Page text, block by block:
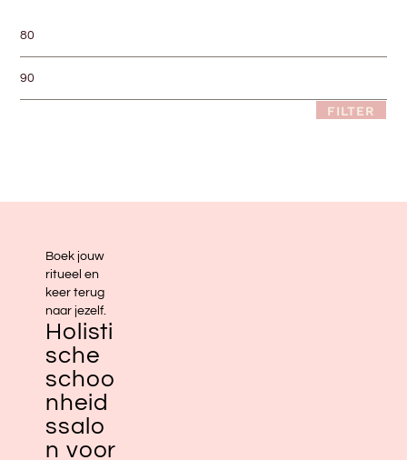
FILTER
Boek jouw
ritueel en
keer terug
naar jezelf.
Holisti
sche
schoo
nheid
ssalo
n voor